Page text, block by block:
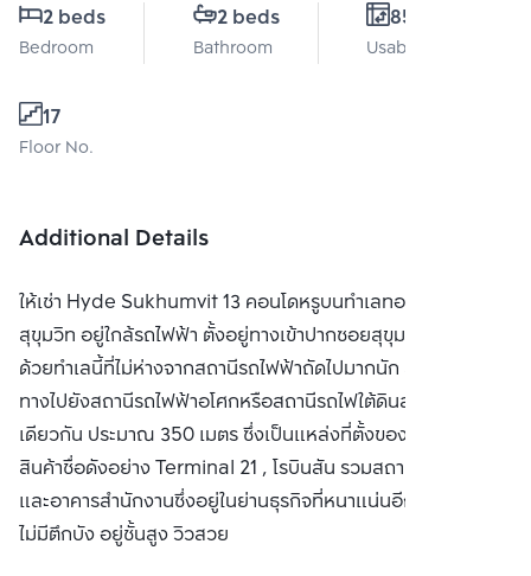
2 beds
Bedroom
2 beds
Bathroom
85 Sq.m.
Usable area
17
Floor No.
Additional Details
ให้เช่า Hyde Sukhumvit 13 คอนโดหรูบนทำเลทองใจกลาง
สุขุมวิท อยู่ใกล้รถไฟฟ้า ตั้งอยู่ทางเข้าปากซอยสุขุมวิท 13 และ
ด้วยทำเลนี้ที่ไม่ห่างจากสถานีรถไฟฟ้าถัดไปมากนัก สามารถเดิน
ทางไปยังสถานีรถไฟฟ้าอโศกหรือสถานีรถไฟใต้ดินสุขุมวิทได้เช่น
เดียวกัน ประมาณ 350 เมตร ซึ่งเป็นแหล่งที่ตั้งของห้างสรรพ
สินค้าชื่อดังอย่าง Terminal 21 , โรบินสัน รวมสถานศึกษาชั้นนำ
และอาคารสำนักงานซึ่งอยู่ในย่านธุรกิจที่หนาแน่นอีกด้วย ห้องนี้
ไม่มีตึกบัง อยู่ชั้นสูง วิวสวย